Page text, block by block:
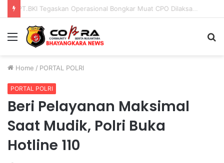
Menu
Home / PORTAL POLRI
PORTAL POLRI
Beri Pelayanan Maksimal
Saat Mudik, Polri Buka
Hotline 110